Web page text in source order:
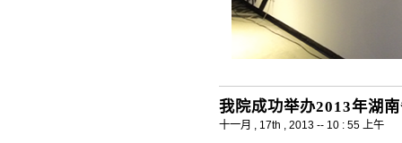
我院成功举办2013年湖
十一月 , 17th , 2013 -- 10 : 55 上午